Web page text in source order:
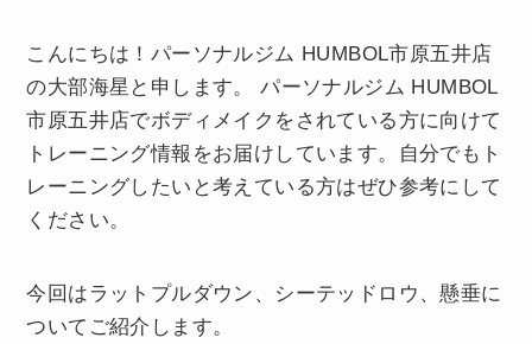
こんにちは！パーソナルジム HUMBOL市原五井店
の大部海星と申します。 パーソナルジム HUMBOL
市原五井店でボディメイクをされている方に向けて
トレーニング情報をお届けしています。自分でもト
レーニングしたいと考えている方はぜひ参考にして
ください。
今回はラットプルダウン、シーテッドロウ、懸垂に
ついてご紹介します。